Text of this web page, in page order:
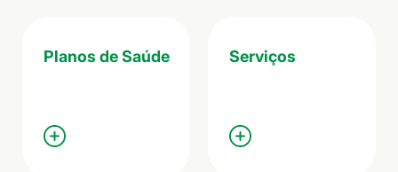
Planos de Saúde Serviços